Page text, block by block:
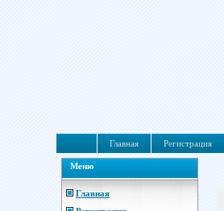
Главная Регистрация
Меню
Главная